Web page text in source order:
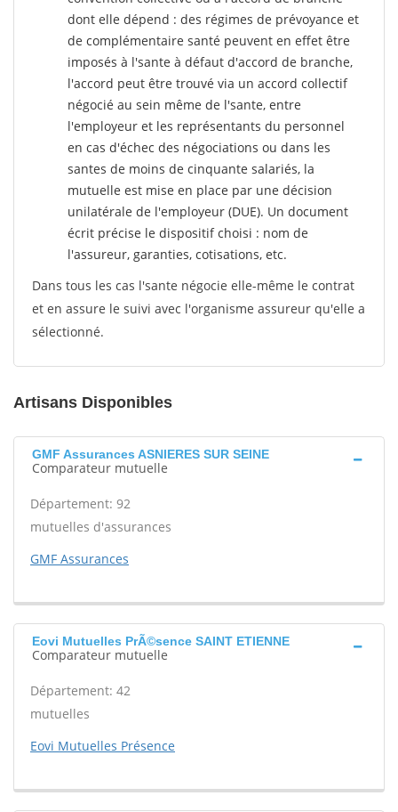
dont elle dépend : des régimes de prévoyance et
de complémentaire santé peuvent en effet être
imposés à l'sante à défaut d'accord de branche,
l'accord peut être trouvé via un accord collectif
négocié au sein même de l'sante, entre
l'employeur et les représentants du personnel
en cas d'échec des négociations ou dans les
santes de moins de cinquante salariés, la
mutuelle est mise en place par une décision
unilatérale de l'employeur (DUE). Un document
écrit précise le dispositif choisi : nom de
l'assureur, garanties, cotisations, etc.
Dans tous les cas l'sante négocie elle-même le contrat
et en assure le suivi avec l'organisme assureur qu'elle a
sélectionné.
Artisans Disponibles
GMF Assurances ASNIERES SUR SEINE
Comparateur mutuelle
Département: 92
mutuelles d'assurances
GMF Assurances
Eovi Mutuelles PrÃ©sence SAINT ETIENNE
Comparateur mutuelle
Département: 42
mutuelles
Eovi Mutuelles Présence